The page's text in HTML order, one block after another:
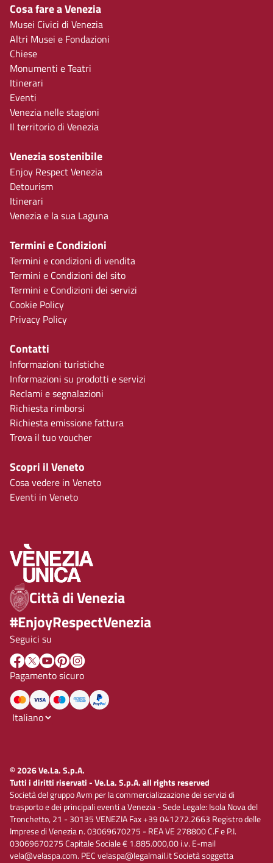
Cosa fare a Venezia
Musei Civici di Venezia
Altri Musei e Fondazioni
Chiese
Monumenti e Teatri
Itinerari
Eventi
Venezia nelle stagioni
Il territorio di Venezia
Venezia sostenibile
Enjoy Respect Venezia
Detourism
Itinerari
Venezia e la sua Laguna
Termini e Condizioni
Termini e condizioni di vendita
Termini e Condizioni del sito
Termini e Condizioni dei servizi
Cookie Policy
Privacy Policy
Contatti
Informazioni turistiche
Informazioni su prodotti e servizi
Reclami e segnalazioni
Richiesta rimborsi
Richiesta emissione fattura
Trova il tuo voucher
Scopri il Veneto
Cosa vedere in Veneto
Eventi in Veneto
Città di Venezia
#EnjoyRespectVenezia
Seguici su
Pagamento sicuro
© 2026 Ve.La. S.p.A.
Tutti i diritti riservati - Ve.La. S.p.A. all rights reserved
Società del gruppo Avm per la commercializzazione dei servizi di
trasporto e dei principali eventi a Venezia - Sede Legale: Isola Nova del
Tronchetto, 21 - 30135 VENEZIA Fax +39 041272.2663 Registro delle
Imprese di Venezia n. 03069670275 - REA VE 278800 C.F e P.I.
03069670275 Capitale Sociale € 1.885.000,00 i.v. E-mail
vela@velaspa.com. PEC velaspa@legalmail.it Società soggetta